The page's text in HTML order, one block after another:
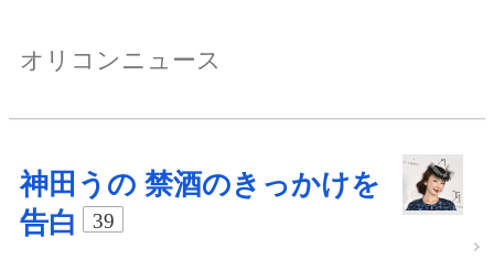
オリコンニュース
神田うの 禁酒のきっかけを
告白
39